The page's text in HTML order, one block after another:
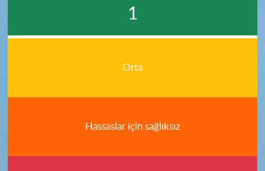
1
Orta
Hassaslar için sağlıksız